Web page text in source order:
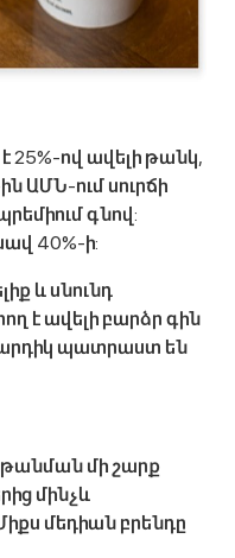
25%-ով ավելի թանկ,
ԱՄՆ-ում սուրճի
գնով:
40%-ի:
և սնունդ
է ավելի բարձր գին
պատրաստ են
մի շարք
մինչև
մեդիան բրենդը